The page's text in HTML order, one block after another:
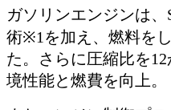
ガソリンエンジンは、
術※1 を加え、燃料を
た。さらに圧縮比を12
境性能と燃費を向上。